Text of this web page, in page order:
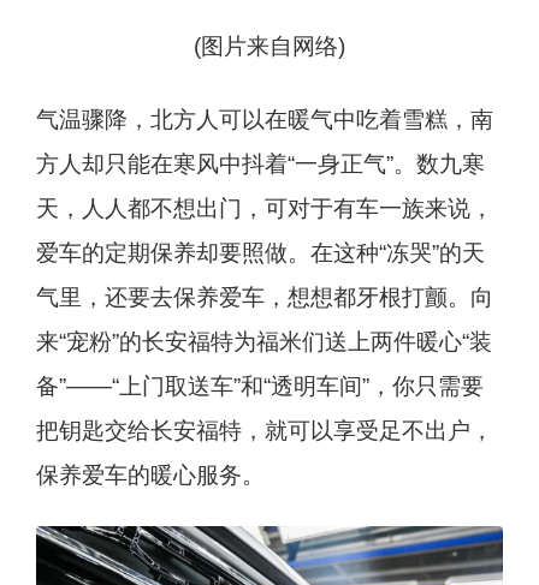
(图片来自网络)
气温骤降，北方人可以在暖气中吃着雪糕，南
方人却只能在寒风中抖着“一身正气”。数九寒
天，人人都不想出门，可对于有车一族来说，
爱车的定期保养却要照做。在这种“冻哭”的天
气里，还要去保养爱车，想想都牙根打颤。向
来“宠粉”的长安福特为福米们送上两件暖心“装
备”——“上门取送车”和“透明车间”，你只需要
把钥匙交给长安福特，就可以享受足不出户，
保养爱车的暖心服务。